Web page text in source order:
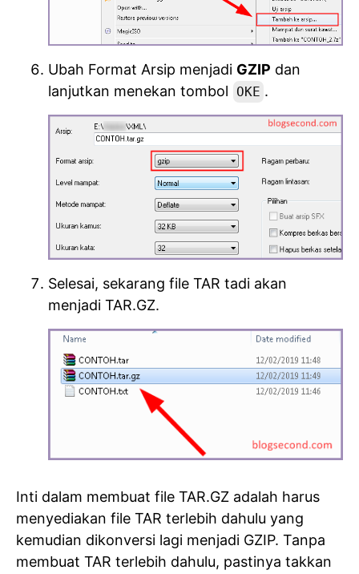
Ubah Format Arsip menjadi GZIP dan
lanjutkan menekan tombol
OKE .
Selesai, sekarang file TAR tadi akan
menjadi TAR.GZ.
Inti dalam membuat file TAR.GZ adalah harus
menyediakan file TAR terlebih dahulu yang
kemudian dikonversi lagi menjadi GZIP. Tanpa
membuat TAR terlebih dahulu, pastinya takkan